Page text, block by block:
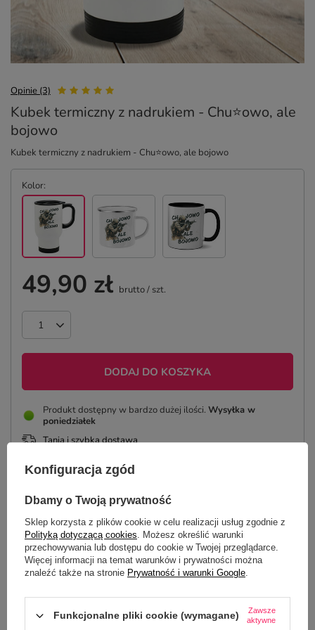
Opinie (3)
Kubek termiczny z nadrukiem - Chu⭐owo, ale
bojowo
Kubek termiczny z nadrukiem - Chu⭐owo, ale bojowo
Kolor
49,90 zł brutto/ szt.
DODAJ DO KOSZYKA
Produkt dostępny w bardzo dużej ilości Wysyłka w
poniedziałek
Tania i szybka dostawa
OPIS
SZCZEGÓŁOWE DANE
OPINIE (3)
Konfiguracja zgód
Dbamy o Twoją prywatność
Sklep korzysta z plików cookie w celu realizacji usług zgodnie z
Polityką dotyczącą cookies. Możesz określić warunki
przechowywania lub dostępu do cookie w Twojej przeglądarce.
Więcej informacji na temat warunków i prywatności można
znaleźć także na stronie Prywatność i warunki Google.
Funkcjonalne pliki cookie (wymagane)
Zawsze
aktywne